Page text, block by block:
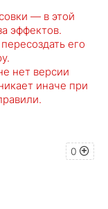
— в этой
эффектов.
его
нет версии
иначе при
0